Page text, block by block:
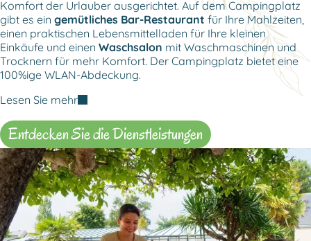
Komfort der Urlauber ausgerichtet. Auf dem Campingplatz
gibt es ein gemütliches Bar-Restaurant für Ihre Mahlzeiten,
einen praktischen Lebensmittelladen für Ihre kleinen
Einkäufe und einen Waschsalon mit Waschmaschinen und
Trocknern für mehr Komfort. Der Campingplatz bietet eine
100%ige WLAN-Abdeckung.
Lesen Sie mehr
Entdecken Sie die Dienstleistungen